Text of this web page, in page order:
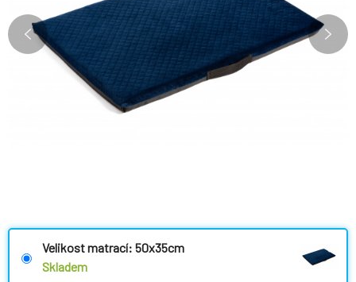
Velikost matrací: 50x35cm
Skladem